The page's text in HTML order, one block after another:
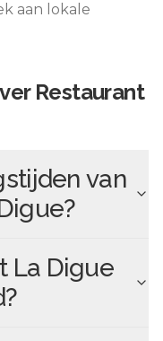
aan lokale
Restaurant
van
?
La Digue